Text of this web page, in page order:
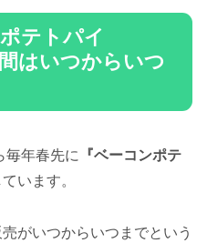
テトパイ
はいつからいつ
毎年春先に
『ベーコンポテ
います。
がいつからいつまでという